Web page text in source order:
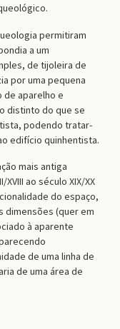
permitiram
a um
de tijoleira de
por uma pequena
aparelho e
distinto do que se
podendo tratar-
edifício quinhentista.
mais antiga
ao século XIX/XX
do espaço,
dimensões (quer em
à aparente
de uma linha de
de uma área de